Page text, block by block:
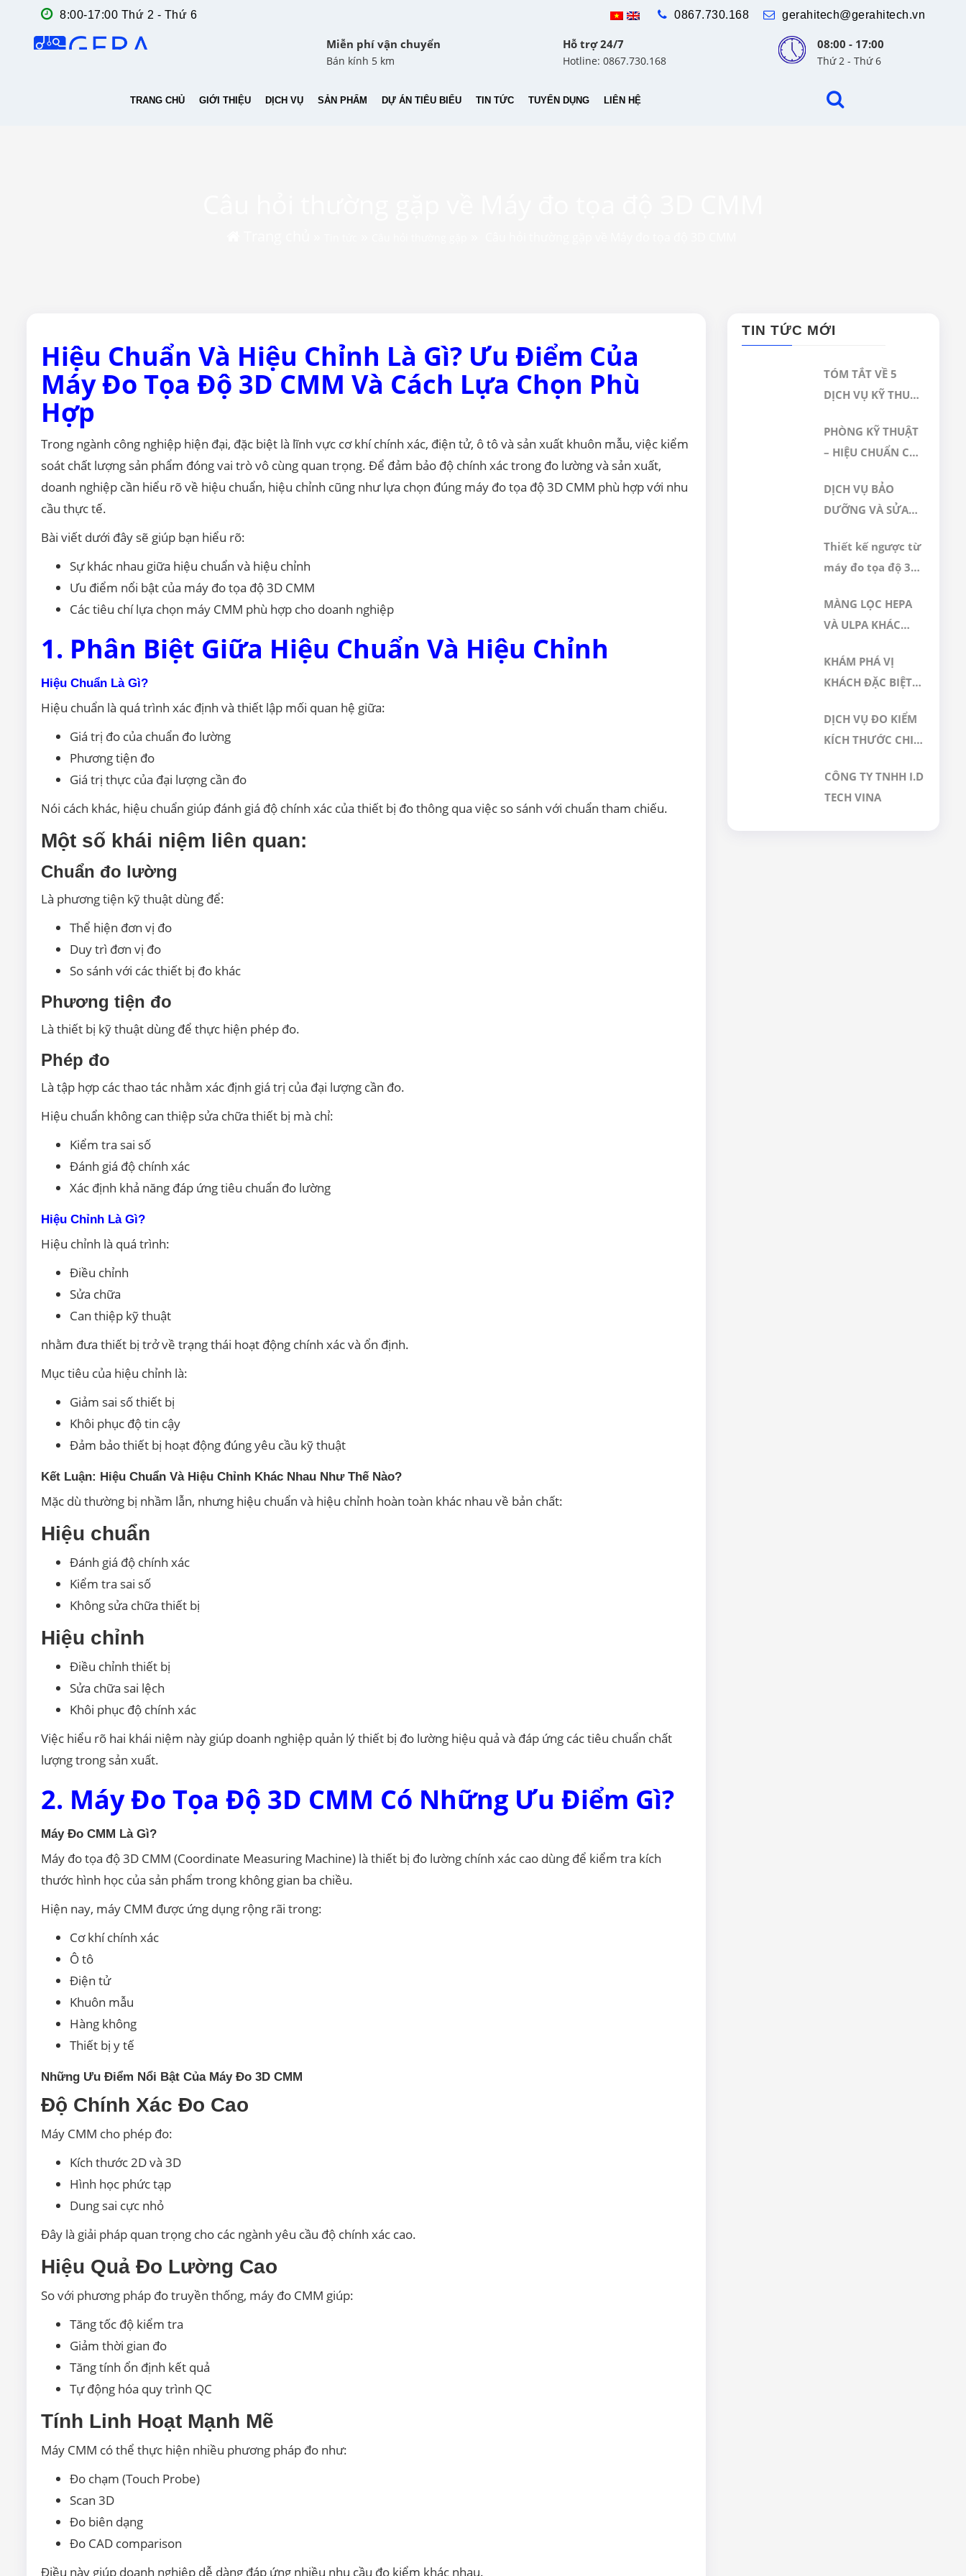
8:00-17:00 Thứ 2 - Thứ 6 gerahitech@gerahitech.vn
0867.730.168
Miễn phí vận chuyển
Bán kính 5 km
Hỗ trợ 24/7
Hotline: 0867.730.168
08:00 - 17:00
Thứ 2 - Thứ 6
TRANG CHỦ GIỚI THIỆU DỊCH VỤ SẢN PHẨM DỰ ÁN TIÊU BIỂU TIN TỨC TUYỂN DỤNG LIÊN HỆ
Hiệu Chuẩn Và Hiệu Chỉnh Là Gì? Ưu Điểm Của
Máy Đo Tọa Độ 3D CMM Và Cách Lựa Chọn Phù
Hợp
Trong ngành công nghiệp hiện đại, đặc biệt là lĩnh vực cơ khí chính xác, điện tử, ô tô và sản xuất khuôn mẫu, việc kiểm
soát chất lượng sản phẩm đóng vai trò vô cùng quan trọng. Để đảm bảo độ chính xác trong đo lường và sản xuất,
doanh nghiệp cần hiểu rõ về hiệu chuẩn, hiệu chỉnh cũng như lựa chọn đúng máy đo tọa độ 3D CMM phù hợp với nhu
cầu thực tế.
Bài viết dưới đây sẽ giúp bạn hiểu rõ:
Sự khác nhau giữa hiệu chuẩn và hiệu chỉnh
Ưu điểm nổi bật của máy đo tọa độ 3D CMM
Các tiêu chí lựa chọn máy CMM phù hợp cho doanh nghiệp
1. Phân Biệt Giữa Hiệu Chuẩn Và Hiệu Chỉnh
Hiệu Chuẩn Là Gì?
Hiệu chuẩn là quá trình xác định và thiết lập mối quan hệ giữa:
Giá trị đo của chuẩn đo lường
Phương tiện đo
Giá trị thực của đại lượng cần đo
Nói cách khác, hiệu chuẩn giúp đánh giá độ chính xác của thiết bị đo thông qua việc so sánh với chuẩn tham chiếu.
Một số khái niệm liên quan:
Chuẩn đo lường
Là phương tiện kỹ thuật dùng để:
Thể hiện đơn vị đo
Duy trì đơn vị đo
So sánh với các thiết bị đo khác
Phương tiện đo
Là thiết bị kỹ thuật dùng để thực hiện phép đo.
Phép đo
Là tập hợp các thao tác nhằm xác định giá trị của đại lượng cần đo.
Hiệu chuẩn không can thiệp sửa chữa thiết bị mà chỉ:
Kiểm tra sai số
Đánh giá độ chính xác
Xác định khả năng đáp ứng tiêu chuẩn đo lường
Hiệu Chỉnh Là Gì?
Hiệu chỉnh là quá trình:
Điều chỉnh
Sửa chữa
Can thiệp kỹ thuật
nhằm đưa thiết bị trở về trạng thái hoạt động chính xác và ổn định.
Mục tiêu của hiệu chỉnh là:
Giảm sai số thiết bị
Khôi phục độ tin cậy
Đảm bảo thiết bị hoạt động đúng yêu cầu kỹ thuật
Kết Luận: Hiệu Chuẩn Và Hiệu Chỉnh Khác Nhau Như Thế Nào?
Mặc dù thường bị nhầm lẫn, nhưng hiệu chuẩn và hiệu chỉnh hoàn toàn khác nhau về bản chất:
Hiệu chuẩn
Đánh giá độ chính xác
Kiểm tra sai số
Không sửa chữa thiết bị
Hiệu chỉnh
Điều chỉnh thiết bị
Sửa chữa sai lệch
Khôi phục độ chính xác
Việc hiểu rõ hai khái niệm này giúp doanh nghiệp quản lý thiết bị đo lường hiệu quả và đáp ứng các tiêu chuẩn chất
lượng trong sản xuất.
2. Máy Đo Tọa Độ 3D CMM Có Những Ưu Điểm Gì?
Máy Đo CMM Là Gì?
Máy đo tọa độ 3D CMM (Coordinate Measuring Machine) là thiết bị đo lường chính xác cao dùng để kiểm tra kích
thước hình học của sản phẩm trong không gian ba chiều.
Hiện nay, máy CMM được ứng dụng rộng rãi trong:
Cơ khí chính xác
Ô tô
Điện tử
Khuôn mẫu
Hàng không
Thiết bị y tế
Những Ưu Điểm Nổi Bật Của Máy Đo 3D CMM
Độ Chính Xác Đo Cao
Máy CMM cho phép đo:
Kích thước 2D và 3D
Hình học phức tạp
Dung sai cực nhỏ
Đây là giải pháp quan trọng cho các ngành yêu cầu độ chính xác cao.
Hiệu Quả Đo Lường Cao
So với phương pháp đo truyền thống, máy đo CMM giúp:
Tăng tốc độ kiểm tra
Giảm thời gian đo
Tăng tính ổn định kết quả
Tự động hóa quy trình QC
Tính Linh Hoạt Mạnh Mẽ
Máy CMM có thể thực hiện nhiều phương pháp đo như:
Đo chạm (Touch Probe)
Scan 3D
Đo biên dạng
Đo CAD comparison
Điều này giúp doanh nghiệp dễ dàng đáp ứng nhiều nhu cầu đo kiểm khác nhau.
TIN TỨC MỚI
TÓM TẮT VỀ 5
DỊCH VỤ KỸ THUẬT
HI-TECH
PHÒNG KỸ THUẬT
– HIỆU CHUẨN CỦA
CÔNG NGHỆ CAO
GERA VIỆT NAM
NHẬN ĐÁP ỨNG
TIÊU CHUẨN
ISO/IEC
17025:2017
DỊCH VỤ BẢO
DƯỠNG VÀ SỬA
CHUẨN, HIỆU
CHỈNH MÁY ĐO 3D
Thiết kế ngược từ
máy đo tọa độ 3D
MÀNG LỌC HEPA
VÀ ULPA KHÁC
NÀO? GIẢI PHÁP
NÀO PHÙ HỢP
CHO PHÒNG SẠCH
DƯỢC PHẨM
KHÁM PHÁ VỊ
KHÁCH ĐẶC BIỆT
DỊCH VỤ HIỆU
CHUẨN TẠI GERA
DỊCH VỤ ĐO KIỂM
KÍCH THƯỚC CHI
MÁY CMM CHÍNH
XÁC CAO TẠI GERA
CÔNG TY TNHH I.D
TECH VINA